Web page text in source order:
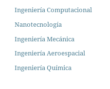
Ingeniería Computacional
Nanotecnología
Ingeniería Mecánica
Ingeniería Aeroespacial
Ingeniería Química